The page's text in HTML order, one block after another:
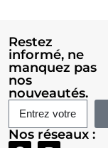
Restez
informé, ne
manquez pas
nos
nouveautés.
Nos réseaux :